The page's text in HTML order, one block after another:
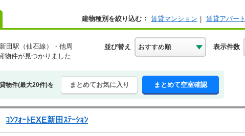
建物種別を絞り込む 賃貸マンション 賃貸アパート
田駅（仙石線）・他周
物件が見つかりました
並び替え 表示件数
物件(最大20件)を まとめてお気に入り まとめて空室確認
ｺﾝﾌｫｰﾄEXE新田ｽﾃｰｼｮﾝ